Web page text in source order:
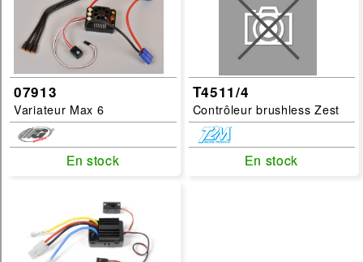
07913
Variateur Max 6
En stock
En stock
T4511/4
Contrôleur brushless Zest
En stock
En stock